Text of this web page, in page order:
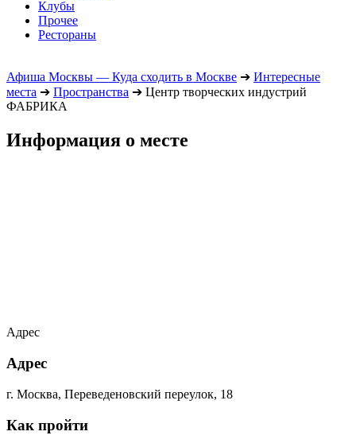
Клубы
Прочее
Рестораны
Афиша Москвы — Куда сходить в Москве ➔ Интересные
места ➔ Пространства ➔ Центр творческих индустрий
ФАБРИКА
Информация о месте
Адрес
Адрес
г. Москва, Переведеновский переулок, 18
Как пройти